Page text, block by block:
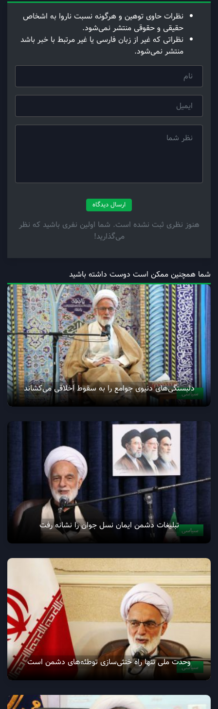
نظرات حاوی توهین و هرگونه نسبت ناروا به اشخاص
حقیقی و حقوقی منتشر نمی‌شود.
نظراتی که غیر از زبان فارسی یا غیر مرتبط با خبر باشد
منتشر نمی‌شود.
ارسال دیدگاه
هنوز نظری ثبت نشده است. شما اولین نفری باشید که نظر
می‌گذارید!
شما همچنین ممکن است دوست داشته باشید
سیاسی
دلبستگی‌های دنیوی جوامع را به سقوط اخلاقی می‌کشاند
سیاسی تبلیغات دشمن ایمان نسل جوان را نشانه رفت
سیاسیوحدت ملی تنها راه خنثی‌سازی توطئه‌های دشمن است